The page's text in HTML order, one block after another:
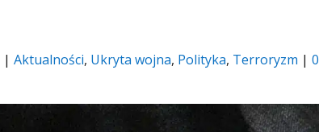
| Aktualności, Ukryta wojna, Polityka, Terroryzm | 0